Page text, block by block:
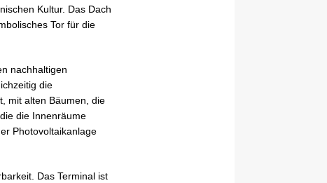
Kultur. Das Dach
Tor für die
nachhaltigen
die
mit alten Bäumen, die
die Innenräume
Photovoltaikanlage
Das Terminal ist